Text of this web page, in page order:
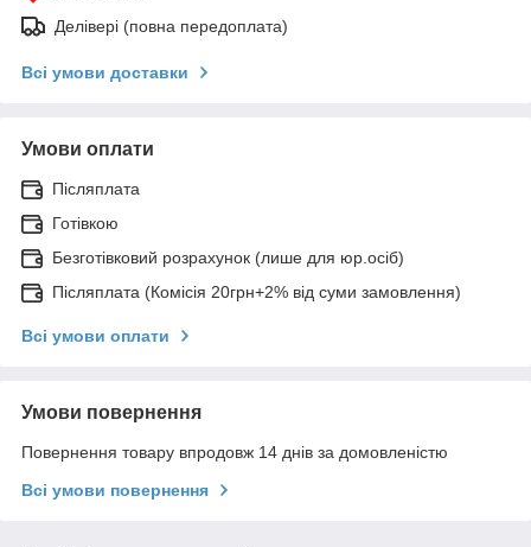
Делівері (повна передоплата)
Всі умови доставки
Умови оплати
Післяплата
Готівкою
Безготівковий розрахунок (лише для юр.осіб)
Післяплата (Комісія 20грн+2% від суми замовлення)
Всі умови оплати
Умови повернення
Повернення товару впродовж 14 днів за домовленістю
Всі умови повернення